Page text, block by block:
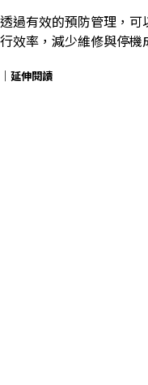
透過有效的預防管理，
行效率，減少維修與停機
｜延伸閱讀